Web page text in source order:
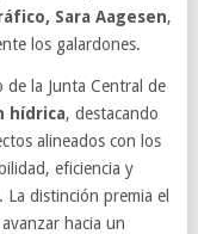
Sara Aagesen,
los galardones.
de la Junta Central de
hídrica, destacando
alineados con los
eficiencia y
La distinción premia el
hacia un